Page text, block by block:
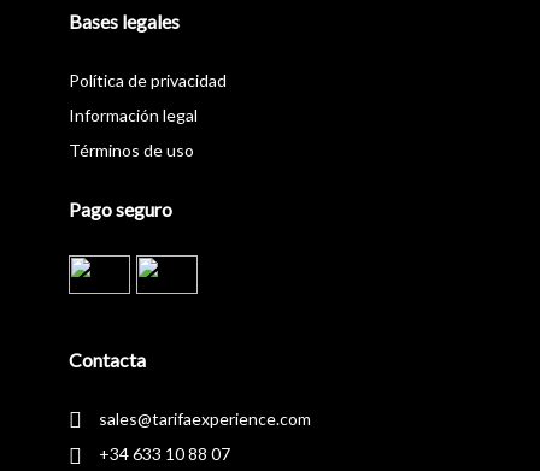
Bases legales
Política de privacidad
Información legal
Términos de uso
Pago seguro
Contacta
sales@tarifaexperience.com
+34 633 10 88 07